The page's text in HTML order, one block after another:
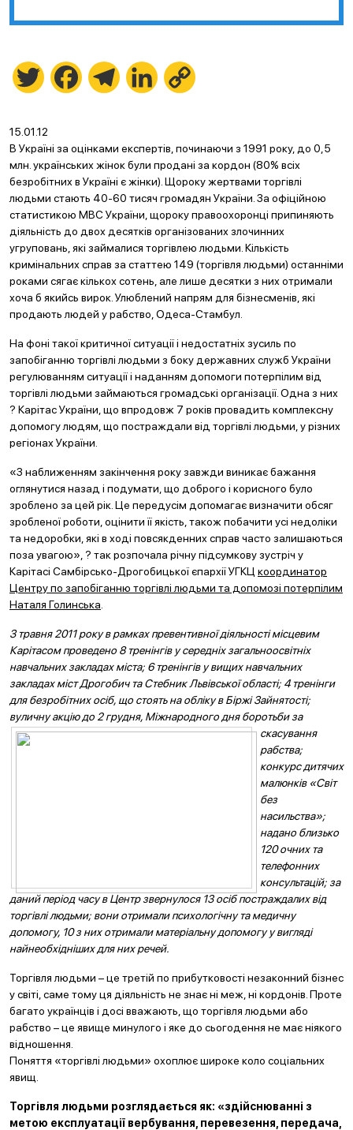
Twitter FacebookTelegramLinkedIn
15.01.12
В Україні за оцінками експертів, починаючи з 1991 року, до 0,5
млн. українських жінок були продані за кордон (80% всіх
безробітних в Україні є жінки). Щороку жертвами торгівлі
людьми стають 40-60 тисяч громадян України. За офіційною
статистикою МВС України, щороку правоохоронці припиняють
діяльність до двох десятків організованих злочинних
угруповань, які займалися торгівлею людьми. Кількість
кримінальних справ за статтею 149 (торгівля людьми) останніми
роками сягає кількох сотень, але лише десятки з них отримали
хоча б якийсь вирок. Улюблений напрям для бізнесменів, які
продають людей у рабство, Одеса-Стамбул.
На фоні такої критичної ситуації і недостатніх зусиль по
запобіганню торгівлі людьми з боку державних служб України
регулюванням ситуації і наданням допомоги потерпілим від
торгівлі людьми займаються громадські організації. Одна з них
? Карітас України, що впродовж 7 років провадить комплексну
допомогу людям, що постраждали від торгівлі людьми, у різних
регіонах України.
«З наближенням закінчення року завжди виникає бажання
оглянутися назад і подумати, що доброго і корисного було
зроблено за цей рік. Це передусім допомагає визначити обсяг
зробленої роботи, оцінити її якість, також побачити усі недоліки
та недоробки, які в ході повсякденних справ часто залишаються
поза увагою», ? так розпочала річну підсумкову зустріч у
Карітасі Самбірсько-Дрогобицької єпархії УГКЦ координатор
Центру по запобіганню торгівлі людьми та допомозі потерпілим
Наталя Голинська
З травня 2011 року в рамках превентивної діяльності місцевим
Карітасом проведено 8 тренінгів у середніх загальноосвітніх
навчальних закладах міста; 6 тренінгів у вищих навчальних
закладах міст Дрогобич та Стебник Львівської області; 4 тренінги
для безробітних осіб, що стоять на обліку в Біржі Зайнятості;
вуличну акцію до 2 грудня, Міжнародного дня боротьби за
скасування
рабства;
конкурс дитячих
малюнків «Світ
без
насильства»;
надано близько
120 очних та
телефонних
консультацій; за
даний період часу в Центр звернулося 13 осіб постраждалих від
торгівлі людьми; вони отримали психологічну та медичну
допомогу, 10 з них отримали матеріальну допомогу у вигляді
найнеобхідніших для них речей.
Торгівля людьми – це третій по прибутковості незаконний бізнес
у світі, саме тому ця діяльність не знає ні меж, ні кордонів. Проте
багато українців і досі вважають, що торгівля людьми або
рабство – це явище минулого і яке до сьогодення не має ніякого
відношення.
Поняття «торгівлі людьми» охоплює широке коло соціальних
явищ.
Торгівля людьми розглядається як: «здійснюванні з
метою експлуатації вербування, перевезення, передача,